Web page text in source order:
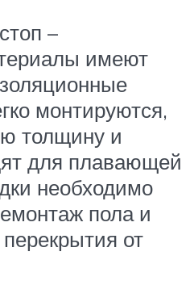
–
имеют
монтируются,
толщину и
для плавающей
необходимо
пола и
от